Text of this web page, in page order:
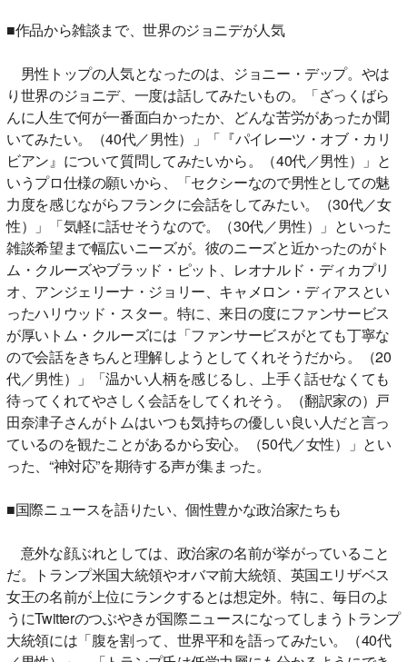
■作品から雑談まで、世界のジョニデが人気
男性トップの人気となったのは、ジョニー・デップ。やは
り世界のジョニデ、一度は話してみたいもの。「ざっくばら
んに人生で何が一番面白かったか、どんな苦労があったか聞
いてみたい。（40代／男性）」「『パイレーツ・オブ・カリ
ビアン』について質問してみたいから。（40代／男性）」と
いうプロ仕様の願いから、「セクシーなので男性としての魅
力度を感じながらフランクに会話をしてみたい。（30代／女
性）」「気軽に話せそうなので。（30代／男性）」といった
雑談希望まで幅広いニーズが。彼のニーズと近かったのがト
ム・クルーズやブラッド・ピット、レオナルド・ディカプリ
オ、アンジェリーナ・ジョリー、キャメロン・ディアスとい
ったハリウッド・スター。特に、来日の度にファンサービス
が厚いトム・クルーズには「ファンサービスがとても丁寧な
ので会話をきちんと理解しようとしてくれそうだから。（20
代／男性）」「温かい人柄を感じるし、上手く話せなくても
待ってくれてやさしく会話をしてくれそう。（翻訳家の）戸
田奈津子さんがトムはいつも気持ちの優しい良い人だと言っ
ているのを観たことがあるから安心。（50代／女性）」とい
った、“神対応”を期待する声が集まった。
■国際ニュースを語りたい、個性豊かな政治家たちも
意外な顔ぶれとしては、政治家の名前が挙がっていること
だ。トランプ米国大統領やオバマ前大統領、英国エリザベス
女王の名前が上位にランクするとは想定外。特に、毎日のよ
うにTwitterのつぶやきが国際ニュースになってしまうトランプ
大統領には「腹を割って、世界平和を語ってみたい。（40代